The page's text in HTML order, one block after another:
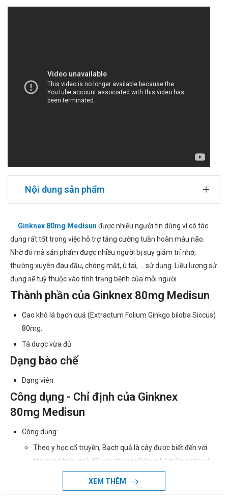
Nội dung sản phẩm
Ginknex 80mg Medisun được nhiều người tin dùng vì có tác
dụng rất tốt trong việc hỗ trợ tăng cường tuần hoàn máu não.
Nhờ đó mà sản phẩm được nhiều người bị suy giảm trí nhớ,
thường xuyên đau đầu, chóng mặt, ù tai, ... sử dụng. Liều lượng sử
dụng sẽ tuỳ thuộc vào tình trạng bệnh của mỗi người.
Thành phần của Ginknex 80mg Medisun
Cao khô lá bạch quả (Extractum Folium Ginkgo biloba Siccus)
80mg.
Tá dược vừa đủ
Dạng bào chế
Dạng viên
Công dụng - Chỉ định của Ginknex
80mg Medisun
Công dụng:
Theo y học cổ truyền, Bạch quả là cây được biết đến với
tác dụng hiệu quả đối với chứng rối loạn hệ tuần hoàn và
não, vi mạch. Nó giúp làm dịu đi các triệu chứng đau đầu,
chóng mặt, giảm trí nhớ, kém tập trung ở người lớn tuổi.
XEM THÊM